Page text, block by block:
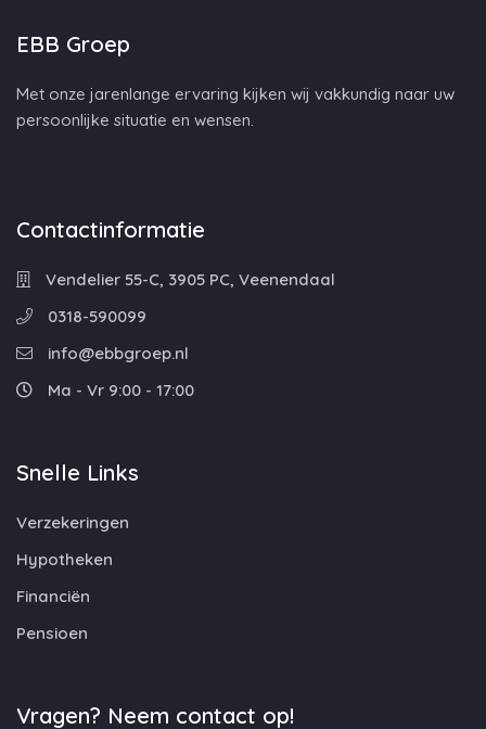
EBB Groep
Met onze jarenlange ervaring kijken wij vakkundig naar uw
persoonlijke situatie en wensen.
Contactinformatie
Vendelier 55-C, 3905 PC, Veenendaal
0318-590099
info@ebbgroep.nl
Ma - Vr 9:00 - 17:00
Snelle Links
Verzekeringen
Hypotheken
Financiën
Pensioen
Vragen? Neem contact op!